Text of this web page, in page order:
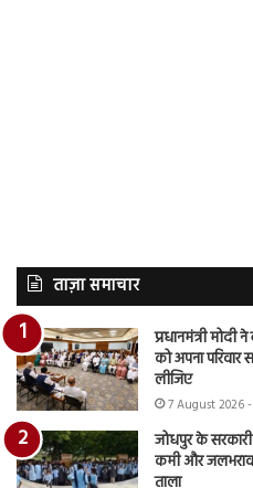
ताज़ा समाचार
प्रधानमंत्री
को अपना
लीजिए
7 August 2026
जोधपुर के सरकारी
कमी और जलभराव